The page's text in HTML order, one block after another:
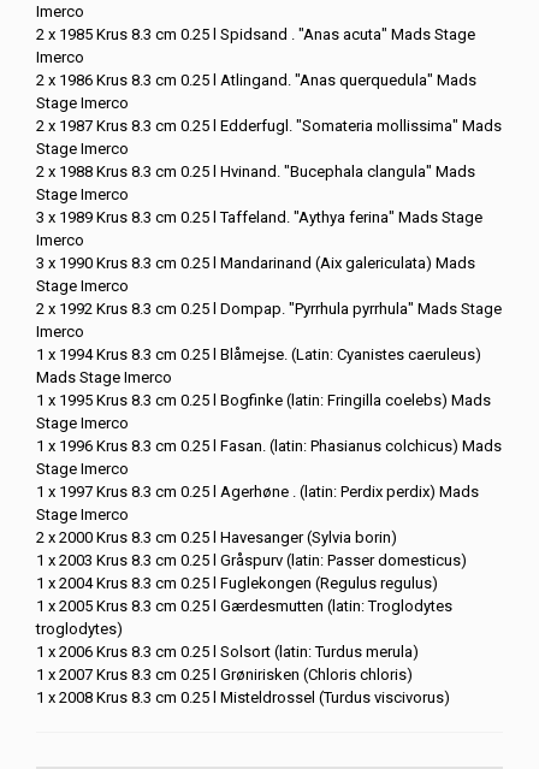
Imerco
2 x 1985 Krus 8.3 cm 0.25 l Spidsand . "Anas acuta" Mads Stage
Imerco
2 x 1986 Krus 8.3 cm 0.25 l Atlingand. "Anas querquedula" Mads
Stage Imerco
2 x 1987 Krus 8.3 cm 0.25 l Edderfugl. "Somateria mollissima" Mads
Stage Imerco
2 x 1988 Krus 8.3 cm 0.25 l Hvinand. "Bucephala clangula" Mads
Stage Imerco
3 x 1989 Krus 8.3 cm 0.25 l Taffeland. "Aythya ferina" Mads Stage
Imerco
3 x 1990 Krus 8.3 cm 0.25 l Mandarinand (Aix galericulata) Mads
Stage Imerco
2 x 1992 Krus 8.3 cm 0.25 l Dompap. "Pyrrhula pyrrhula" Mads Stage
Imerco
1 x 1994 Krus 8.3 cm 0.25 l Blåmejse. (Latin: Cyanistes caeruleus)
Mads Stage Imerco
1 x 1995 Krus 8.3 cm 0.25 l Bogfinke (latin: Fringilla coelebs) Mads
Stage Imerco
1 x 1996 Krus 8.3 cm 0.25 l Fasan. (latin: Phasianus colchicus) Mads
Stage Imerco
1 x 1997 Krus 8.3 cm 0.25 l Agerhøne . (latin: Perdix perdix) Mads
Stage Imerco
2 x 2000 Krus 8.3 cm 0.25 l Havesanger (Sylvia borin)
1 x 2003 Krus 8.3 cm 0.25 l Gråspurv (latin: Passer domesticus)
1 x 2004 Krus 8.3 cm 0.25 l Fuglekongen (Regulus regulus)
1 x 2005 Krus 8.3 cm 0.25 l Gærdesmutten (latin: Troglodytes
troglodytes)
1 x 2006 Krus 8.3 cm 0.25 l Solsort (latin: Turdus merula)
1 x 2007 Krus 8.3 cm 0.25 l Grønirisken (Chloris chloris)
1 x 2008 Krus 8.3 cm 0.25 l Misteldrossel (Turdus viscivorus)